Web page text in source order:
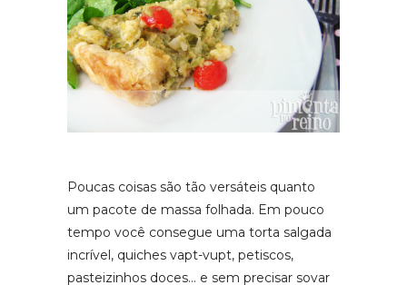
Poucas coisas são tão versáteis quanto
um pacote de massa folhada. Em pouco
tempo você consegue uma torta salgada
incrível, quiches vapt-vupt, petiscos,
pasteizinhos doces… e sem precisar sovar